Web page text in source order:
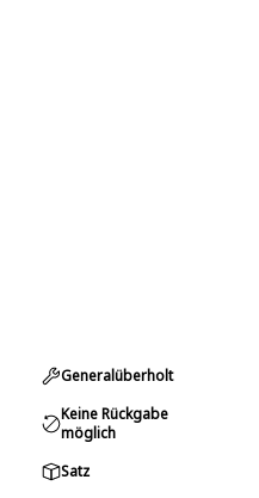
Generalüberholt
Keine Rückgabe
möglich
Satz